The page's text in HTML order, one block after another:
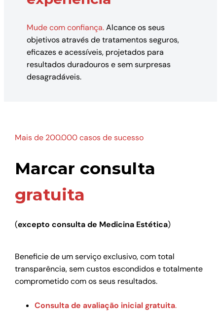
Mude com confiança.Alcance os seus
objetivos através de tratamentos seguros,
eficazes e acessíveis, projetados para
resultados duradouros e sem surpresas
desagradáveis.
Mais de 200.000 casos de sucesso
Marcar consulta
gratuita
(excepto consulta de Medicina Estética)
Beneficie de um serviço exclusivo, com total
transparência, sem custos escondidos e totalmente
comprometido com os seus resultados.
Consulta de avaliação inicial gratuita.